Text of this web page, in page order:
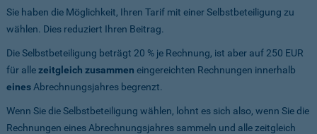
Sie haben die Möglichkeit, Ihren Tarif mit einer Selbstbeteiligung zu
wählen. Dies reduziert Ihren Beitrag.
Die Selbstbeteiligung beträgt 20 % je Rechnung, ist aber auf 250 EUR
für allezeitgleich zusammen eingereichten Rechnungen innerhalb
eines Abrechnungsjahres begrenzt.
Wenn Sie die Selbstbeteiligung wählen, lohnt es sich also, wenn Sie die
Rechnungen eines Abrechnungsjahres sammeln und alle zeitgleich